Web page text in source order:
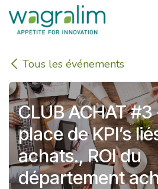
Se rendre au contenu
Tous les événements
CLUB ACHAT
place de KPI’s
achats., ROI du
département